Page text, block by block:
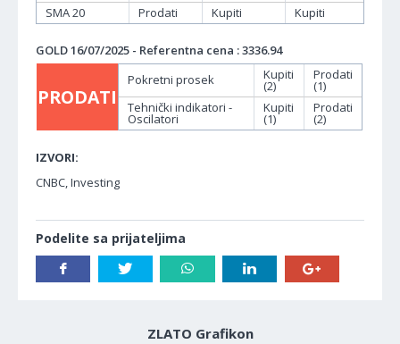
SMA 20
Prodati Kupiti Kupiti
GOLD 16/07/2025 - Referentna cena : 3336.94
PRODATI
Pokretni prosek Kupiti
(2)
Prodati
(1)
Tehnički indikatori -
Oscilatori
Kupiti
(1)
Prodati
(2)
IZVORI:
CNBC, Investing
Podelite sa prijateljima
ZLATO Grafikon